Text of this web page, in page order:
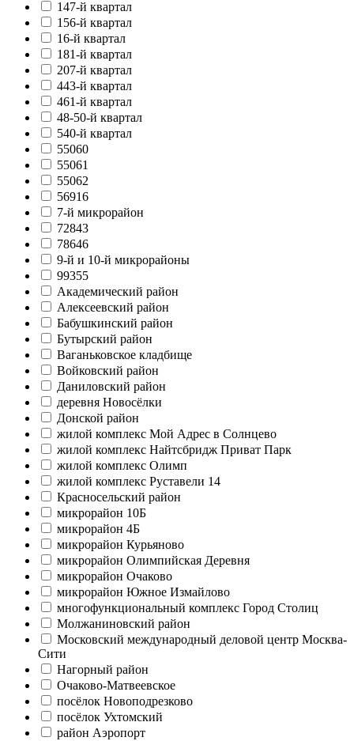
147-й квартал
156-й квартал
16-й квартал
181-й квартал
207-й квартал
443-й квартал
461-й квартал
48-50-й квартал
540-й квартал
55060
55061
55062
56916
7-й микрорайон
72843
78646
9-й и 10-й микрорайоны
99355
Академический район
Алексеевский район
Бабушкинский район
Бутырский район
Ваганьковское кладбище
Войковский район
Даниловский район
деревня Новосёлки
Донской район
жилой комплекс Мой Адрес в Солнцево
жилой комплекс Найтсбридж Приват Парк
жилой комплекс Олимп
жилой комплекс Руставели 14
Красносельский район
микрорайон 10Б
микрорайон 4Б
микрорайон Курьяново
микрорайон Олимпийская Деревня
микрорайон Очаково
микрорайон Южное Измайлово
многофункциональный комплекс Город Столиц
Молжаниновский район
Московский международный деловой центр Москва-
Сити
Нагорный район
Очаково-Матвеевское
посёлок Новоподрезково
посёлок Ухтомский
район Аэропорт